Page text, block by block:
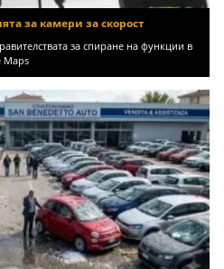
за камери за скорост
за спиране на функции в
Maps